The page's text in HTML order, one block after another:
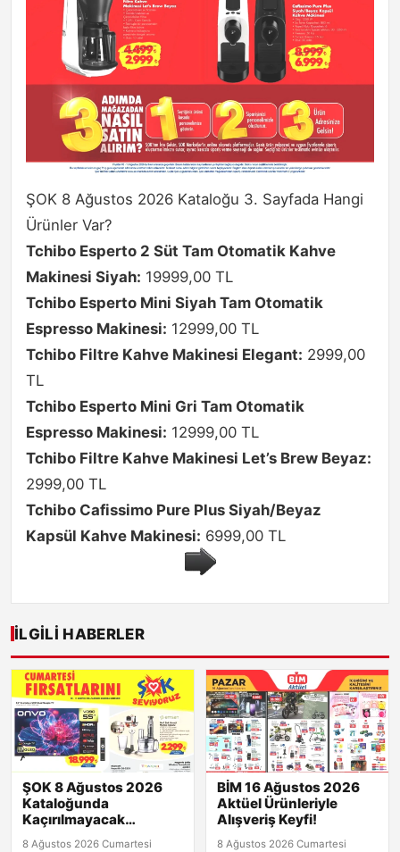
ŞOK 8 Ağustos 2026 Kataloğu 3. Sayfada Hangi
Ürünler Var?
Tchibo Esperto 2 Süt Tam Otomatik Kahve
Makinesi Siyah: 19999,00 TL
Tchibo Esperto Mini Siyah Tam Otomatik
Espresso Makinesi: 12999,00 TL
Tchibo Filtre Kahve Makinesi Elegant: 2999,00
TL
Tchibo Esperto Mini Gri Tam Otomatik
Espresso Makinesi: 12999,00 TL
Tchibo Filtre Kahve Makinesi Let’s Brew Beyaz:
2999,00 TL
Tchibo Cafissimo Pure Plus Siyah/Beyaz
Kapsül Kahve Makinesi: 6999,00 TL
İLGILI HABERLER
ŞOK 8 Ağustos 2026
Kataloğunda
Kaçırılmayacak
Fırsatlar!
8 Ağustos 2026 Cumartesi
BİM 16 Ağustos 2026
Aktüel Ürünleriyle
Alışveriş Keyfi!
8 Ağustos 2026 Cumartesi